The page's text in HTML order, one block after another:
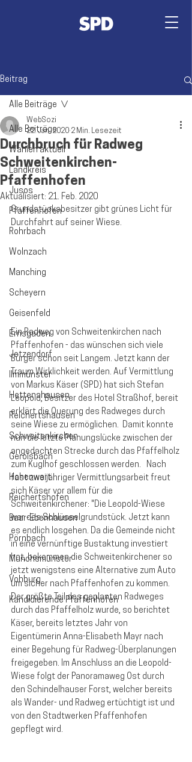
Beitrag
Alle Beiträge
Wahlen aktuell
Landkreis
Jusos
Pfaffenhofen
Rohrbach
Wolnzach
Manching
Scheyern
Geisenfeld
Ernsgaden
Jetzendorf
Ilmmünster
Hettenshausen
Reichertshausen
Schweitenkirchen
Gerolsbach
Hohenwart
Reichertshofen
Baar-Ebenhausen
Pörnbach
Münchsmünster
Vohburg
Kandidierende Pfaffenhofen
Alle Beiträge
Durchbruch für Radweg
Schweitenkirchen-
Pfaffenhofen
WebSozi
22. Jan. 2020 2 Min. Lesezeit
Aktualisiert: 21. Feb. 2020
Grundstücksbesitzer gibt grünes Licht für
Durchfahrt auf seiner Wiese.
Ein Radweg von Schweitenkirchen nach
Pfaffenhofen - das wünschen sich viele
Bürger schon seit Langem. Jetzt kann der
Traum Wirklichkeit werden. Auf Vermittlung
von Markus Käser (SPD) hat sich Stefan
Leopold, Besitzer des Hotel Straßhof, bereit
erklärt die Querung des Radweges durch
seine Wiese zu ermöglichen.  Damit konnte
nun die letzte Planungslücke zwischen der
angedachten Strecke durch das Pfaffelholz
zum Kuglhof geschlossen werden.   Nach
fast zweijähriger Vermittlungsarbeit freut
sich Käser vor allem für die
Schweitenkirchener: "Die Leopold-Wiese
war das Schlüsselgrundstück. Jetzt kann
es endlich losgehen. Da die Gemeinde nicht
in eine vernünftige Bustaktung investiert
hat, bekommen die Schweitenkirchener so
jetzt wenigstens eine Alternative zum Auto
um sicher nach Pfaffenhofen zu kommen.
Der größte Teil des geplanten Radweges
durch das Pfaffelholz wurde, so berichtet
Käser, bereits letztes Jahr von
Eigentümerin Anna-Elisabeth Mayr nach
einer Begehung für Radweg-Überplanungen
freigegeben. Im Anschluss an die Leopold-
Wiese folgt der Panoramaweg Ost durch
den Schindelhauser Forst, welcher bereits
als Wander- und Radweg ertüchtigt ist und
von den Stadtwerken Pfaffenhofen
gepflegt wird.